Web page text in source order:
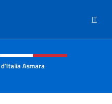
IT
e menù
Asmara